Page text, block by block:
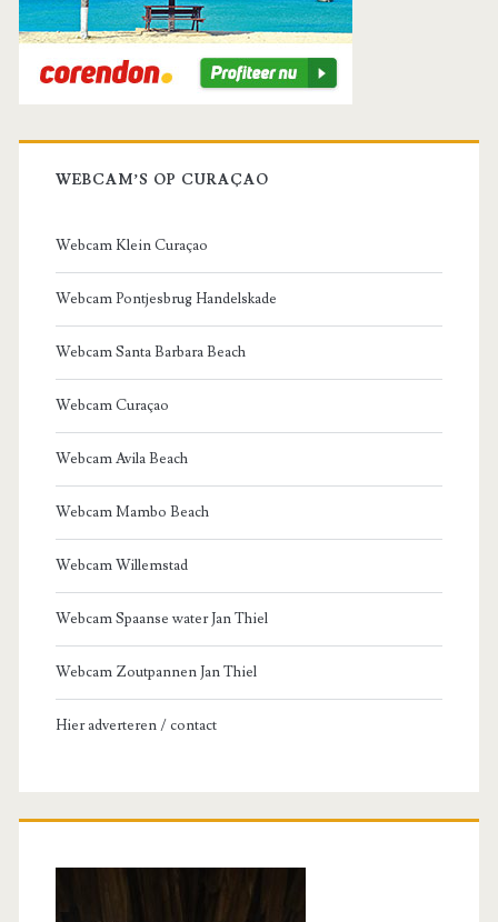
WEBCAM’S OP CURAÇAO
Webcam Klein Curaçao
Webcam Pontjesbrug Handelskade
Webcam Santa Barbara Beach
Webcam Curaçao
Webcam Avila Beach
Webcam Mambo Beach
Webcam Willemstad
Webcam Spaanse water Jan Thiel
Webcam Zoutpannen Jan Thiel
Hier adverteren / contact